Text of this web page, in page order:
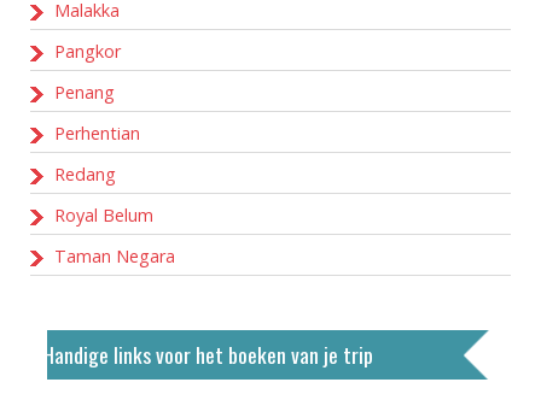
Malakka
Pangkor
Penang
Perhentian
Redang
Royal Belum
Taman Negara
Handige links voor het boeken van je trip